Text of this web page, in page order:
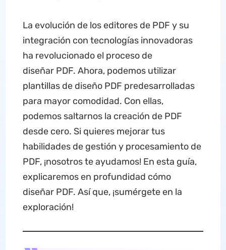
La evolución de los editores de PDF y su
integración con tecnologías innovadoras
ha revolucionado el proceso de
diseñar PDF. Ahora, podemos utilizar
plantillas de diseño PDF predesarrolladas
para mayor comodidad. Con ellas,
podemos saltarnos la creación de PDF
desde cero. Si quieres mejorar tus
habilidades de gestión y procesamiento de
PDF, ¡nosotros te ayudamos! En esta guía,
explicaremos en profundidad cómo
diseñar PDF. Así que, ¡sumérgete en la
exploración!